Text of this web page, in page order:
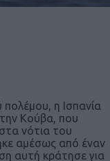
η Ισπανία
Κούβα, που
νότια του
αμέσως από έναν
αυτή κράτησε για